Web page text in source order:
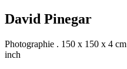
David Pinegar
Photographie . 150 x 150 x 4 cm
inch